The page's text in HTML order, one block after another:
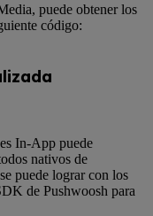
puede obtener los
código:
In-App puede
nativos de
puede lograr con los
de Pushwoosh para